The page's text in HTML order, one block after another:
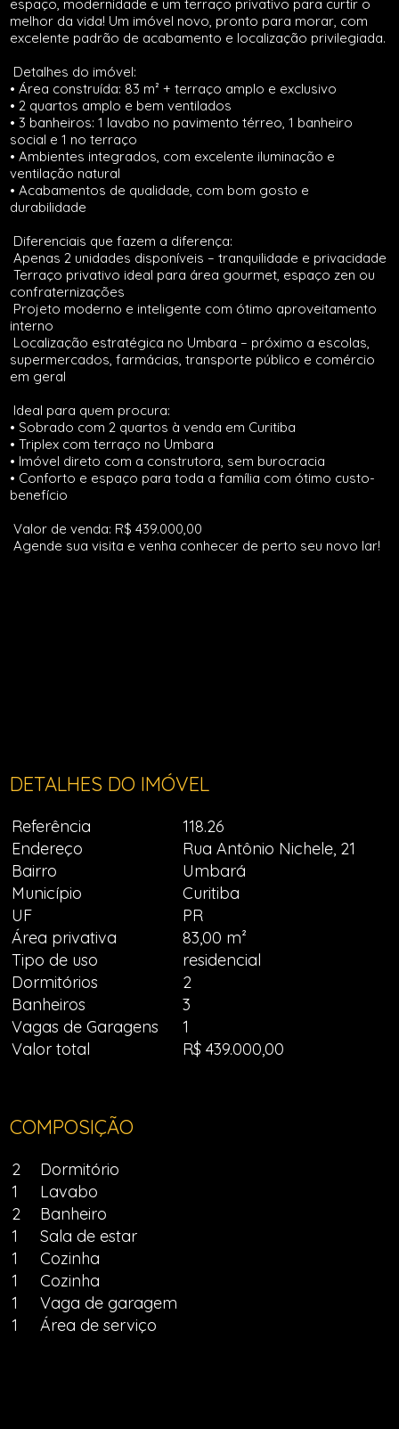
espaço, modernidade e um terraço privativo para curtir o
melhor da vida! Um imóvel novo, pronto para morar, com
excelente padrão de acabamento e localização privilegiada.
Detalhes do imóvel:
• Área construída: 83 m² + terraço amplo e exclusivo
• 2 quartos amplo e bem ventilados
• 3 banheiros: 1 lavabo no pavimento térreo, 1 banheiro
social e 1 no terraço
• Ambientes integrados, com excelente iluminação e
ventilação natural
• Acabamentos de qualidade, com bom gosto e
durabilidade
Diferenciais que fazem a diferença:
Apenas 2 unidades disponíveis – tranquilidade e privacidade
Terraço privativo ideal para área gourmet, espaço zen ou
confraternizações
Projeto moderno e inteligente com ótimo aproveitamento
interno
Localização estratégica no Umbara – próximo a escolas,
supermercados, farmácias, transporte público e comércio
em geral
Ideal para quem procura:
• Sobrado com 2 quartos à venda em Curitiba
• Triplex com terraço no Umbara
• Imóvel direto com a construtora, sem burocracia
• Conforto e espaço para toda a família com ótimo custo-
benefício
Valor de venda: R$ 439.000,00
Agende sua visita e venha conhecer de perto seu novo lar!
DETALHES DO IMÓVEL
Referência
118.26
Endereço
Rua Antônio Nichele, 21
Bairro
Umbará
Município
Curitiba
UF
PR
Área privativa
83,00 m²
Tipo de uso
residencial
Dormitórios
2
Banheiros
3
Vagas de Garagens
1
Valor total
R$ 439.000,00
COMPOSIÇÃO
2
Dormitório
1
Lavabo
2
Banheiro
1
Sala de estar
1
Cozinha
1
Cozinha
1
Vaga de garagem
1
Área de serviço